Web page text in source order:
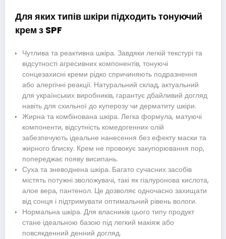
Для яких типів шкіри підходить тонуючий
крем з SPF
Чутлива та реактивна шкіра. Завдяки легкій текстурі та
відсутності агресивних компонентів, тонуючі
сонцезахисні креми рідко спричиняють подразнення
або алергічні реакції. Натуральний склад, актуальний
для українських виробників, гарантує дбайливий догляд
навіть для схильної до куперозу чи дерматиту шкіри.
Жирна та комбінована шкіра. Легка формула, матуючі
компоненти, відсутність комедогенних олій
забезпечують ідеальне нанесення без ефекту маски та
жирного блиску. Крем не провокує закупорювання пор,
попереджає появу висипань.
Суха та зневоднена шкіра. Багато сучасних засобів
містять потужні зволожувачі, такі як гіалуронова кислота,
алое вера, пантенол. Це дозволяє одночасно захищати
від сонця і підтримувати оптимальний рівень вологи.
Нормальна шкіра. Для власників цього типу продукт
стане ідеальною базою під легкий макіяж або
повсякденний денний догляд.